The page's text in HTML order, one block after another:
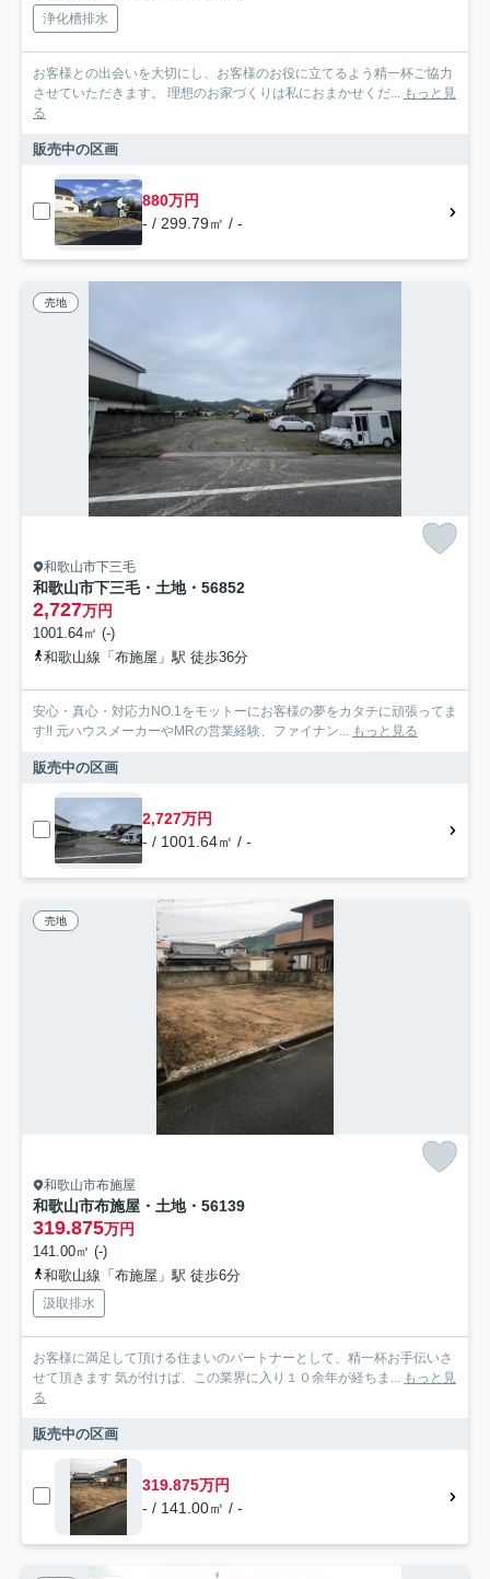
浄化槽排水
お客様との出会いを大切にし、お客様のお役に立てるよう精一杯ご協力
させていただきます。 理想のお家づくりは私におまかせくだ...
もっと見
る
販売中の区画
880万円
- / 299.79㎡ / -
売地
和歌山市下三毛
和歌山市下三毛・土地・56852
2,727万円
1001.64㎡ (-)
和歌山線「布施屋」駅 徒歩36分
安心・真心・対応力NO.1をモットーにお客様の夢をカタチに頑張ってま
す!! 元ハウスメーカーやMRの営業経験、ファイナン...
もっと見る
販売中の区画
2,727万円
- / 1001.64㎡ / -
売地
和歌山市布施屋
和歌山市布施屋・土地・56139
319.875万円
141.00㎡ (-)
和歌山線「布施屋」駅 徒歩6分
汲取排水
お客様に満足して頂ける住まいのパートナーとして、精一杯お手伝いさ
せて頂きます 気が付けば、この業界に入り１０余年が経ちま...
もっと見
る
販売中の区画
319.875万円
- / 141.00㎡ / -